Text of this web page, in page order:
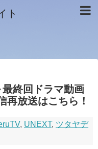
ト
終回ドラマ動画
再放送はこちら！
, UNEXT, ツタヤデ